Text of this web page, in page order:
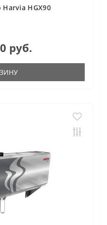
Harvia HGX90
руб.